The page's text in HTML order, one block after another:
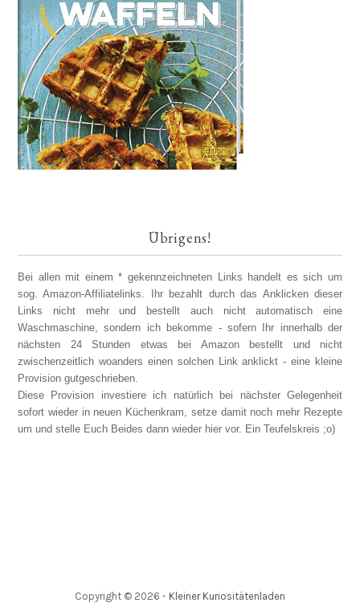
Übrigens!
Bei allen mit einem * gekennzeichneten Links handelt es sich um
sog. Amazon-Affiliatelinks. Ihr bezahlt durch das Anklicken dieser
Links nicht mehr und bestellt auch nicht automatisch eine
Waschmaschine, sondern ich bekomme - sofern Ihr innerhalb der
nächsten 24 Stunden etwas bei Amazon bestellt und nicht
zwischenzeitlich woanders einen solchen Link anklickt - eine kleine
Provision gutgeschrieben.
Diese Provision investiere ich natürlich bei nächster Gelegenheit
sofort wieder in neuen Küchenkram, setze damit noch mehr Rezepte
um und stelle Euch Beides dann wieder hier vor. Ein Teufelskreis ;o)
Copyright © 2026 - Kleiner Kuriositätenladen